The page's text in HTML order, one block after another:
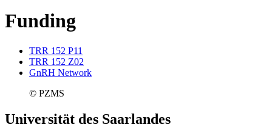
Funding
TRR 152 P11
TRR 152 Z02
GnRH Network
© PZMS
Universität des Saarlandes